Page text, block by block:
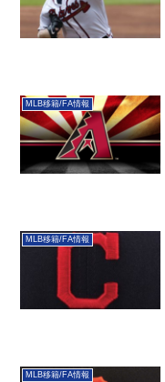
MLB移籍/FA情報
MLB移籍/FA情報
MLB移籍/FA情報